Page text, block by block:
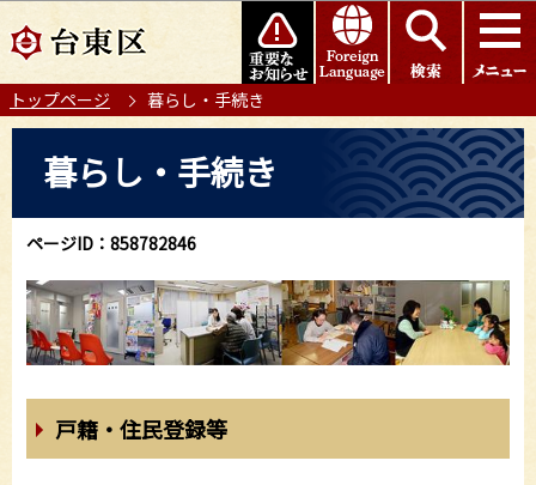
の
ー
ジ
頭
このページの本文へ移動
トップページ 暮らし・手続き
ら
暮らし・手続き
ページID：858782846
戸籍・住民登録等